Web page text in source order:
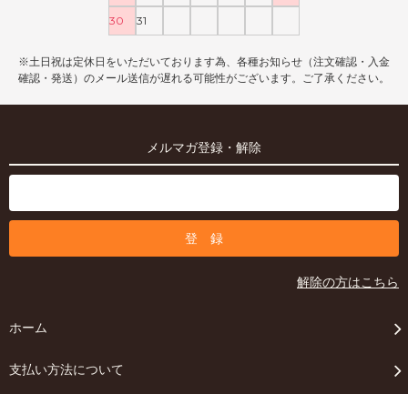
30 31
※土日祝は定休日をいただいております為、各種お知らせ（注文確認・入金
確認・発送）のメール送信が遅れる可能性がございます。ご了承ください。
メルマガ登録・解除
解除の方はこちら
ホーム
支払い方法について